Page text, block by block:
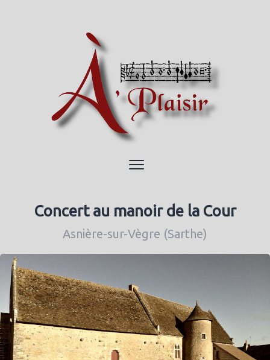
Concert au manoir de la Cour
Asnière-sur-Vègre (Sarthe)